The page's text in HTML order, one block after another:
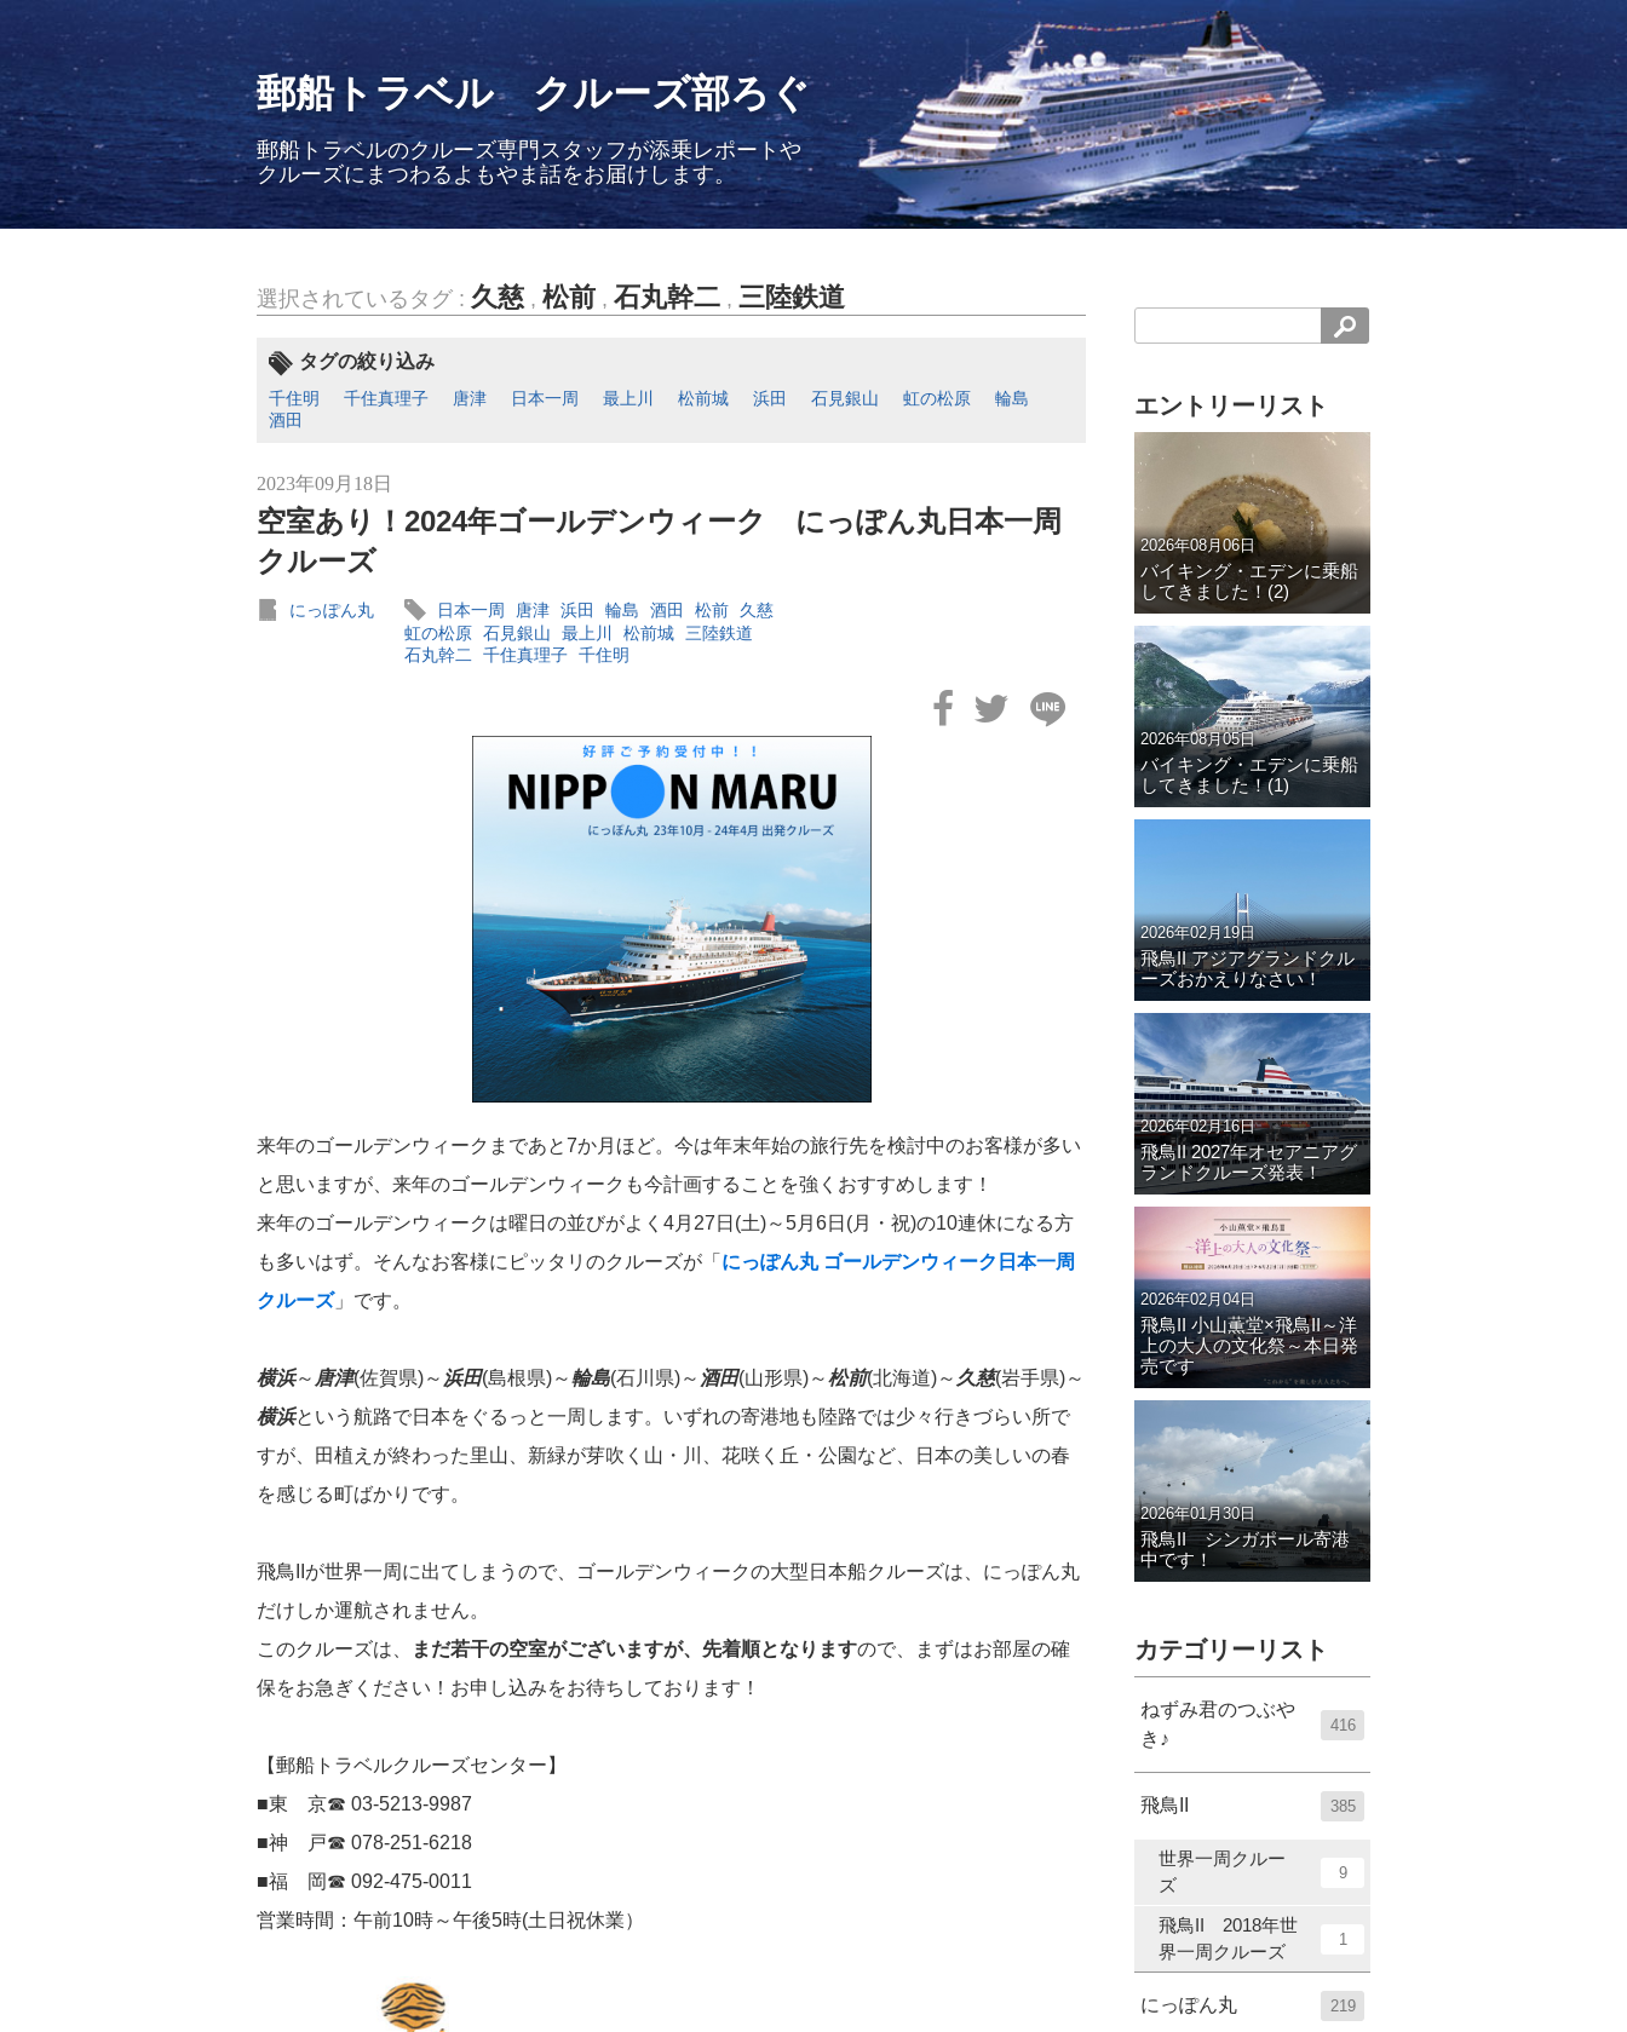
郵船トラベル クルーズ部ろぐ
郵船トラベルのクルーズ専門スタッフが添乗レポートや
クルーズにまつわるよもやま話をお届けします。
選択されているタグ : 久慈 , 松前 , 石丸幹二 , 三陸鉄道
タグの絞り込み
千住明 千住真理子 唐津 日本一周 最上川 松前城 浜田 石見銀山 虹の松原
輪島
酒田
2023年09月18日
空室あり！2024年ゴールデンウィーク にっぽん丸日本一周
クルーズ
にっぽん丸 日本一周 唐津 浜田 輪島 酒田 松前
久慈
虹の松原 石見銀山 最上川 松前城
三陸鉄道
石丸幹二
千住真理子 千住明
来年のゴールデンウィークまであと7か月ほど。今は年末年始の旅行先を検討中のお客様が多い
と思いますが、来年のゴールデンウィークも今計画することを強くおすすめします！
来年のゴールデンウィークは曜日の並びがよく4月27日(土)～5月6日(月・祝)の10連休になる方
も多いはず。そんなお客様にピッタリのクルーズが「 にっぽん丸 ゴールデンウィーク日本一周
クルーズ」です。
横浜～ 唐津(佐賀県)～ 浜田(島根県)～輪島(石川県)～ 酒田(山形県)～松前(北海道)～ 久慈(岩手県)～
横浜という航路で日本をぐるっと一周します。いずれの寄港地も陸路では少々行きづらい所で
すが、田植えが終わった里山、新緑が芽吹く山・川、花咲く丘・公園など、日本の美しいの春
を感じる町ばかりです。
飛鳥IIが世界一周に出てしまうので、ゴールデンウィークの大型日本船クルーズは、にっぽん丸
だけしか運航されません。
このクルーズは、
まだ若干の空室がございますが、先着順となりますので、まずはお部屋の確
保をお急ぎください！お申し込みをお待ちしております！
【郵船トラベルクルーズセンター】
■東 京☎ 03-5213-9987
■神 戸☎ 078-251-6218
■福 岡☎ 092-475-0011
営業時間：午前10時～午後5時(土日祝休業）
エントリーリスト
2026年08月06日
バイキング・エデンに乗船
してきました！(2)
2026年08月05日
バイキング・エデンに乗船
してきました！(1)
2026年02月19日
飛鳥II アジアグランドクル
ーズおかえりなさい！
2026年02月16日
飛鳥II 2027年オセアニアグ
ランドクルーズ発表！
2026年02月04日
飛鳥II 小山薫堂×飛鳥II～洋
上の大人の文化祭～本日発
売です
2026年01月30日
飛鳥II シンガポール寄港
中です！
カテゴリーリスト
ねずみ君のつぶや
き♪
416
飛鳥II 385
世界一周クルー
ズ
9
飛鳥II 2018年世
界一周クルーズ
1
にっぽん丸 219